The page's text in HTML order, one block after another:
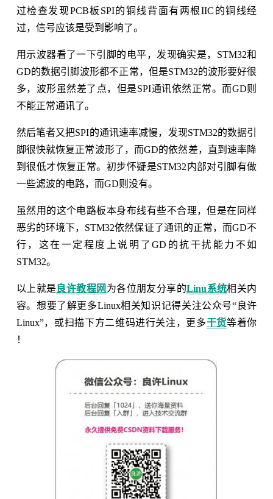
过检查发现PCB板SPI的铜线背面有两根IIC的铜线经
过，信号应该是受到影响了。
用示波器看了一下引脚的电平，发现确实是，STM32和
GD的数据引脚波形都不正常，但是STM32的波形要好很
多，波形虽然差了点，但是SPI通讯依然正常。而GD则
不能正常通讯了。
然后笔者又把SPI的通讯速率减慢，发现STM32的数据引
脚很快就恢复正常波形了，而GD的依然差，直到速率降
到很低才恢复正常。初步怀疑是STM32内部对引脚有做
一些滤波的电路，而GD则没有。
虽然用的这个电路板本身布线有些不合理，但是在同样
恶劣的环境下，STM32依然保证了通讯的正常，而GD不
行，这在一定程度上说明了GD的抗干扰能力不如
STM32。
以上就是 良许教程网 为各位朋友分享的Linu系统相关内
容。想要了解更多Linux相关知识记得关注公众号“良许
Linux”，或扫描下方二维码进行关注，更多干货等着你
！